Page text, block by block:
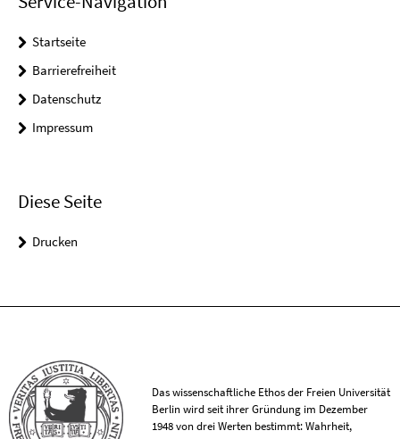
Startseite
Barrierefreiheit
Datenschutz
Impressum
Diese Seite
Drucken
Das wissenschaftliche Ethos der Freien Universität
Berlin wird seit ihrer Gründung im Dezember
1948 von drei Werten bestimmt: Wahrheit,